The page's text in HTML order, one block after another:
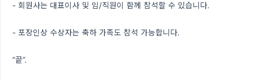
- 회원사는 대표이사 및 임/직원이 함께 참석할 수 있습니다.
- 포장인상 수상자는 축하 가족도 참석 가능합니다.
“끝”.